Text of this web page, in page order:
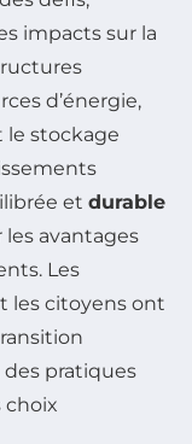
impacts sur la
d’énergie,
le stockage
et durable
avantages
Les
les citoyens ont
pratiques
choix